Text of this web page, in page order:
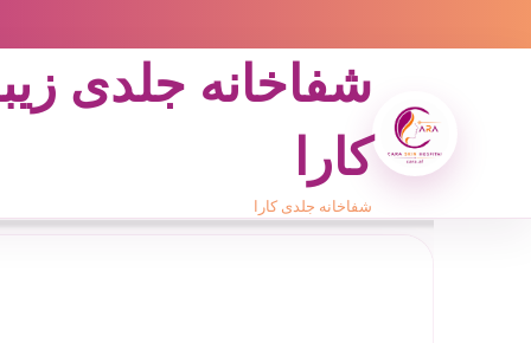
شفاخانه جلدی
کارا
شفاخانه جلدی کارا